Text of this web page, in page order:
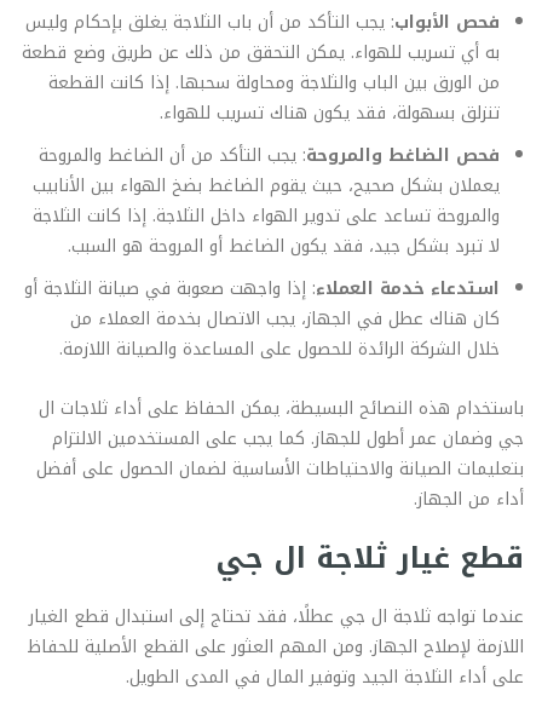
فحص الأبواب: يجب التأكد من أن باب الثلاجة يغلق بإحكام وليس
به أي تسريب للهواء. يمكن التحقق من ذلك عن طريق وضع قطعة
من الورق بين الباب والثلاجة ومحاولة سحبها. إذا كانت القطعة
تنزلق بسهولة، فقد يكون هناك تسريب للهواء.
فحص الضاغط والمروحة: يجب التأكد من أن الضاغط والمروحة
يعملان بشكل صحيح، حيث يقوم الضاغط بضخ الهواء بين الأنابيب
والمروحة تساعد على تدوير الهواء داخل الثلاجة. إذا كانت الثلاجة
لا تبرد بشكل جيد، فقد يكون الضاغط أو المروحة هو السبب.
استدعاء خدمة العملاء: إذا واجهت صعوبة في صيانة الثلاجة أو
كان هناك عطل في الجهاز، يجب الاتصال بخدمة العملاء من
خلال الشركة الرائدة للحصول على المساعدة والصيانة اللازمة.
باستخدام هذه النصائح البسيطة، يمكن الحفاظ على أداء ثلاجات ال
جي وضمان عمر أطول للجهاز. كما يجب على المستخدمين الالتزام
بتعليمات الصيانة والاحتياطات الأساسية لضمان الحصول على أفضل
أداء من الجهاز.
قطع غيار ثلاجة ال جي
عندما تواجه ثلاجة ال جي عطلًا، فقد تحتاج إلى استبدال قطع الغيار
اللازمة لإصلاح الجهاز. ومن المهم العثور على القطع الأصلية للحفاظ
على أداء الثلاجة الجيد وتوفير المال في المدى الطويل.